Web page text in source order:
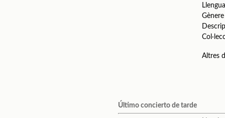
Gènere
Altres
Último concierto de tarde